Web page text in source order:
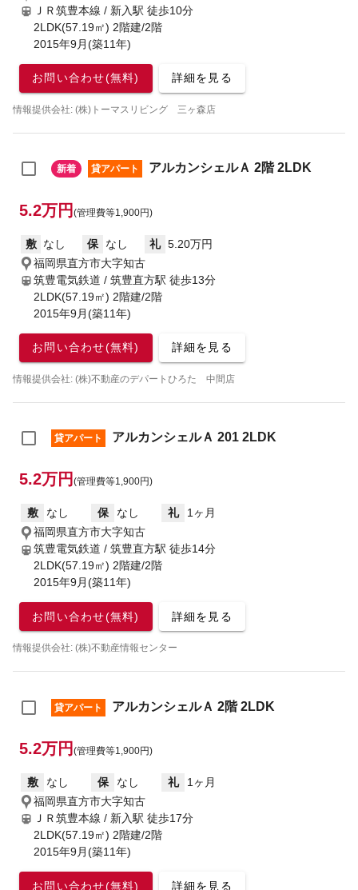
ＪＲ筑豊本線 / 新入駅 徒歩10分
2LDK(57.19㎡) 2階建/2階
2015年9月(築11年)
お問い合わせ(無料) 詳細を見る
情報提供会社: (株)トーマスリビング 三ヶ森店
新着 貸アパート アルカンシェルＡ 2階 2LDK
5.2万円 (管理費等1,900円)
敷 なし 保 なし 礼 5.20万円
福岡県直方市大字知古
筑豊電気鉄道 / 筑豊直方駅 徒歩13分
2LDK(57.19㎡) 2階建/2階
2015年9月(築11年)
お問い合わせ(無料) 詳細を見る
情報提供会社: (株)不動産のデパートひろた 中間店
貸アパート アルカンシェルＡ 201 2LDK
5.2万円 (管理費等1,900円)
敷 なし 保 なし 礼
1ヶ月
福岡県直方市大字知古
筑豊電気鉄道 / 筑豊直方駅 徒歩14分
2LDK(57.19㎡) 2階建/2階
2015年9月(築11年)
お問い合わせ(無料) 詳細を見る
情報提供会社: (株)不動産情報センター
貸アパート アルカンシェルＡ 2階 2LDK
5.2万円 (管理費等1,900円)
敷 なし 保 なし 礼
1ヶ月
福岡県直方市大字知古
ＪＲ筑豊本線 / 新入駅 徒歩17分
2LDK(57.19㎡) 2階建/2階
2015年9月(築11年)
お問い合わせ(無料) 詳細を見る